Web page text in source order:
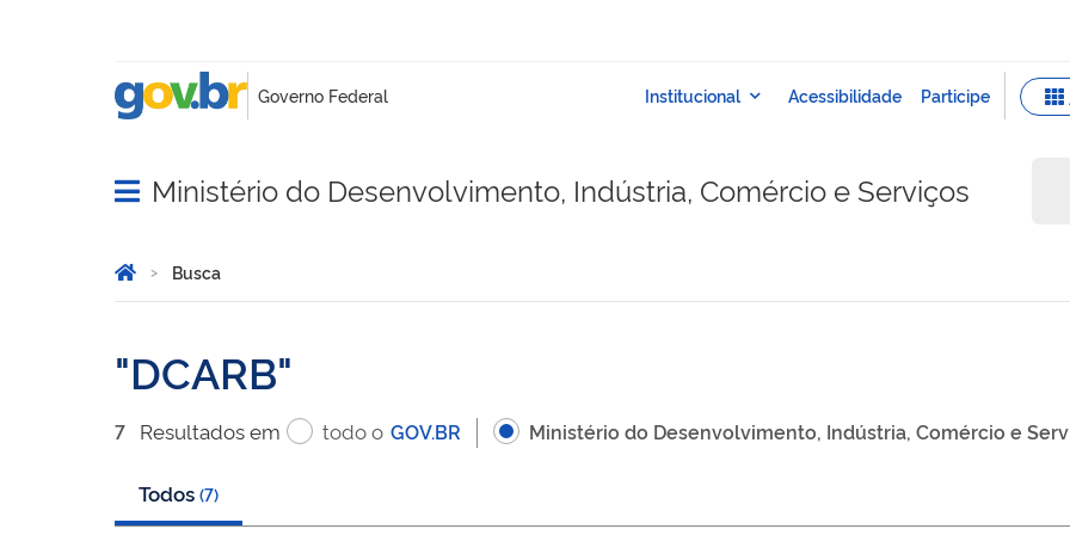
Abrir menu principal de navegação
Ministério do Desenvolvimento, Indústria, Comércio e Serviços
Você está aqui:
Página Inicial
Busca
DCARB
7 Resultadosem todo o GOV.BR Ministério do Desenvolvimento, Indústria, Comércio e
Todos (7)